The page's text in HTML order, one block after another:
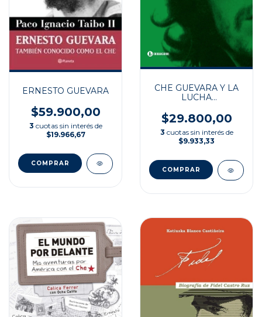
ERNESTO GUEVARA
$59.900,00
3 cuotas sin interés de
$19.966,67
CHE GUEVARA Y LA
LUCHA
EN BOLIVIA
$29.800,00
3 cuotas sin interés de
$9.933,33